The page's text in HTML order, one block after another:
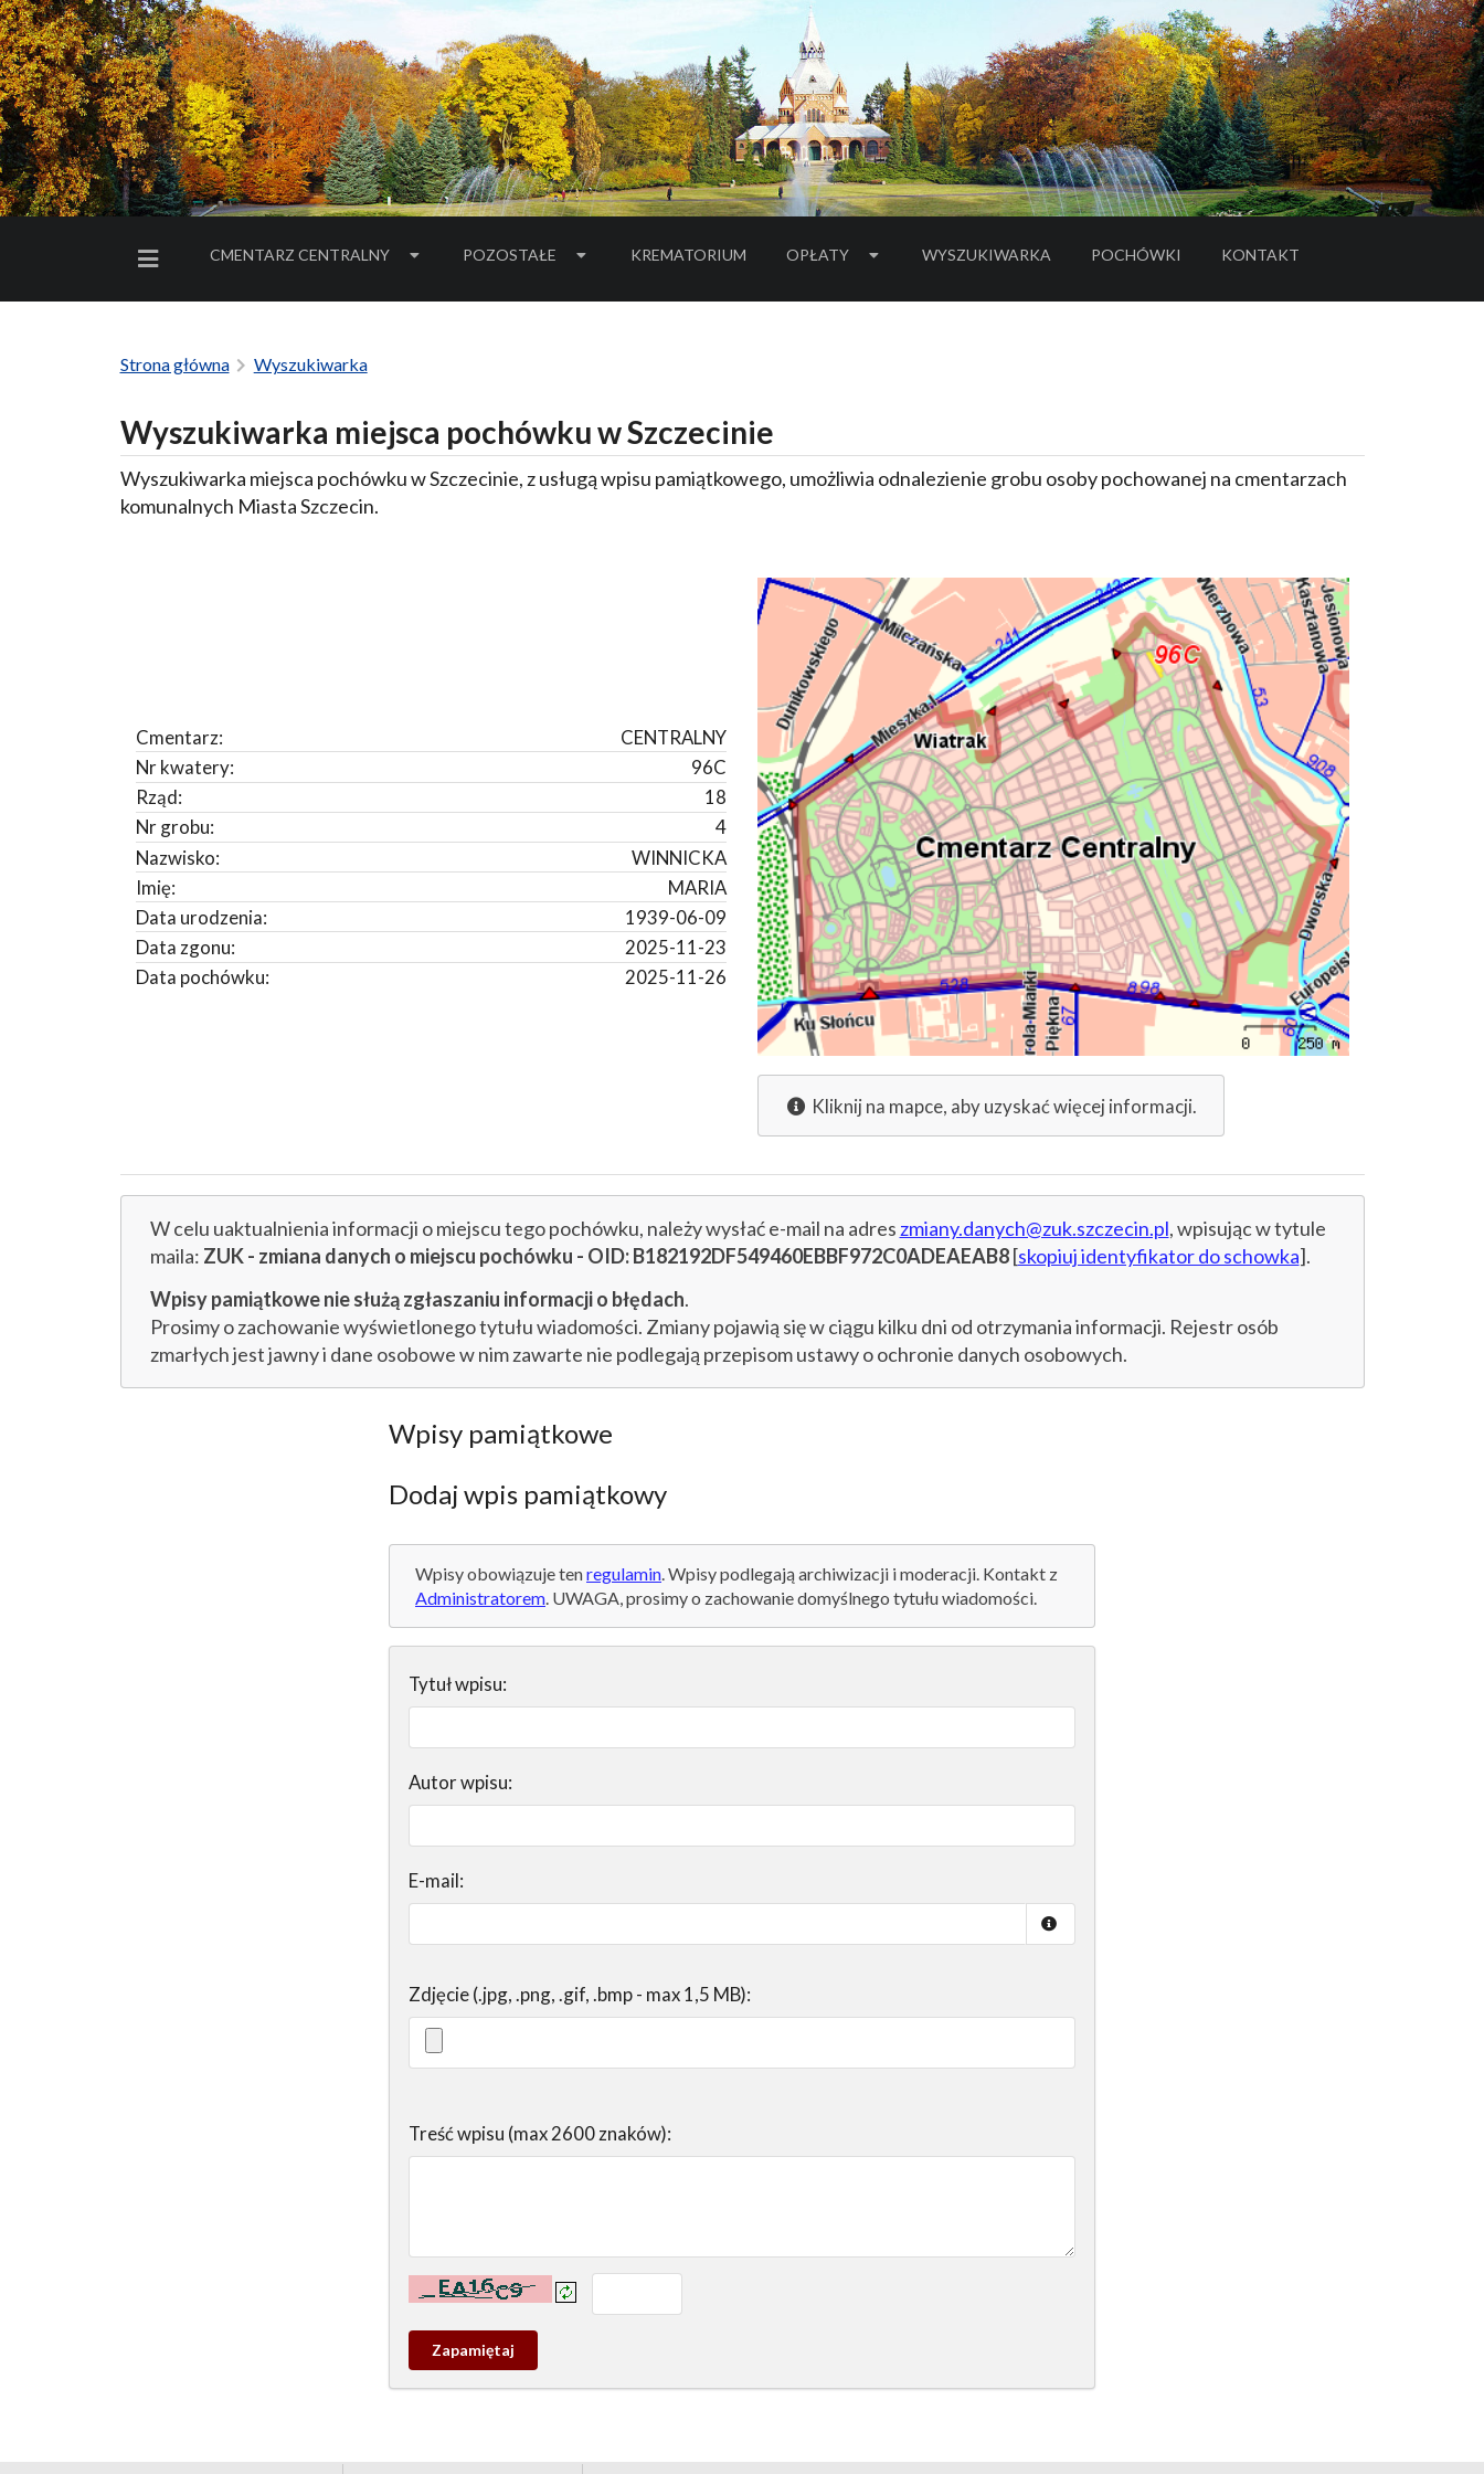
MENU BOCZNE
CMENTARZ CENTRALNY POZOSTAŁE KREMATORIUM OPŁATY WYSZUKIWARKA POCHÓWKI
- LINK DO SERWISU ZEWNĘTRZNEGO
KONTAKT
Strona główna Wyszukiwarka
Wyszukiwarka miejsca pochówku w Szczecinie
Wyszukiwarka miejsca pochówku w Szczecinie, z usługą wpisu pamiątkowego, umożliwia odnalezienie grobu osoby pochowanej na cmentarzach
komunalnych Miasta Szczecin.
CENTRALNY
Cmentarz:
96C
Nr kwatery:
18
Rząd:
4
Nr grobu:
WINNICKA
Nazwisko:
MARIA
Imię:
1939-06-09
Data urodzenia:
2025-11-23
Data zgonu:
2025-11-26
Data pochówku:
Kliknij na mapce, aby uzyskać więcej informacji.
W celu uaktualnienia informacji o miejscu tego pochówku, należy wysłać e-mail na adres zmiany.danych@zuk.szczecin.pl, wpisując w tytule
maila: ZUK - zmiana danych o miejscu pochówku - OID: B182192DF549460EBBF972C0ADEAEAB8[skopiuj identyfikator do schowka].
Wpisy pamiątkowe nie służą zgłaszaniu informacji o błędach.
Prosimy o zachowanie wyświetlonego tytułu wiadomości. Zmiany pojawią się w ciągu kilku dni od otrzymania informacji. Rejestr osób
zmarłych jest jawny i dane osobowe w nim zawarte nie podlegają przepisom ustawy o ochronie danych osobowych.
Wpisy pamiątkowe
Dodaj wpis pamiątkowy
Wpisy obowiązuje tenregulamin . Wpisy podlegają archiwizacji i moderacji. Kontakt z
Administratorem . UWAGA, prosimy o zachowanie domyślnego tytułu wiadomości.
Tytuł wpisu:
Autor wpisu:
E-mail:
Zdjęcie (.jpg, .png, .gif, .bmp - max 1,5 MB):
Treść wpisu (max 2600 znaków):
Kontrola - wprowadź tekst z obrazka:
Zapamietaj
wpis